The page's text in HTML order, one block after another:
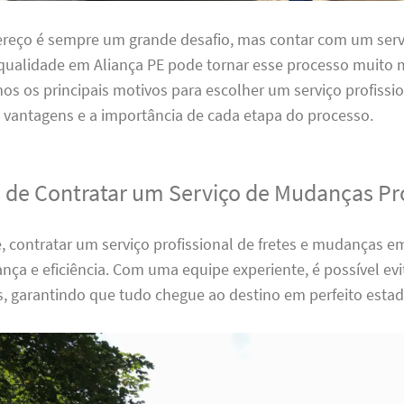
é sempre um grande desafio, mas contar com um
em Aliança PE pode tornar esse processo muito
os principais motivos para escolher um serviço
e a importância de cada etapa do processo.
de Contratar um Serviço de Mudanças
contratar um serviço profissional de fretes e mudanças
e eficiência. Com uma equipe experiente, é possível
garantindo que tudo chegue ao destino em perfeito